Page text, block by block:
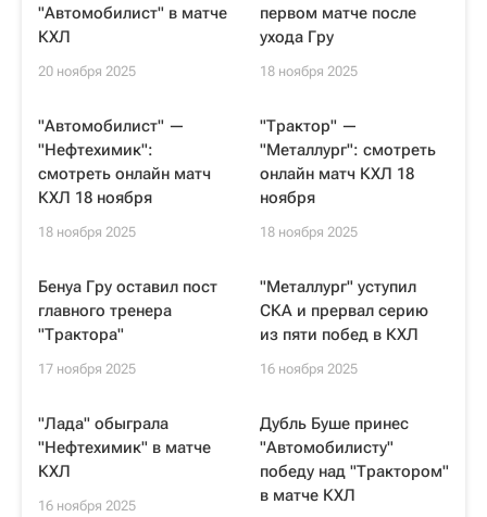
"Автомобилист" в матче
КХЛ
20 ноября 2025
первом матче после
ухода Гру
18 ноября 2025
"Автомобилист" —
"Нефтехимик":
смотреть онлайн матч
КХЛ 18 ноября
18 ноября 2025
"Трактор" —
"Металлург": смотреть
онлайн матч КХЛ 18
ноября
18 ноября 2025
Бенуа Гру оставил пост
главного тренера
"Трактора"
17 ноября 2025
"Металлург" уступил
СКА и прервал серию
из пяти побед в КХЛ
16 ноября 2025
"Лада" обыграла
"Нефтехимик" в матче
КХЛ
16 ноября 2025
Дубль Буше принес
"Автомобилисту"
победу над "Трактором"
в матче КХЛ